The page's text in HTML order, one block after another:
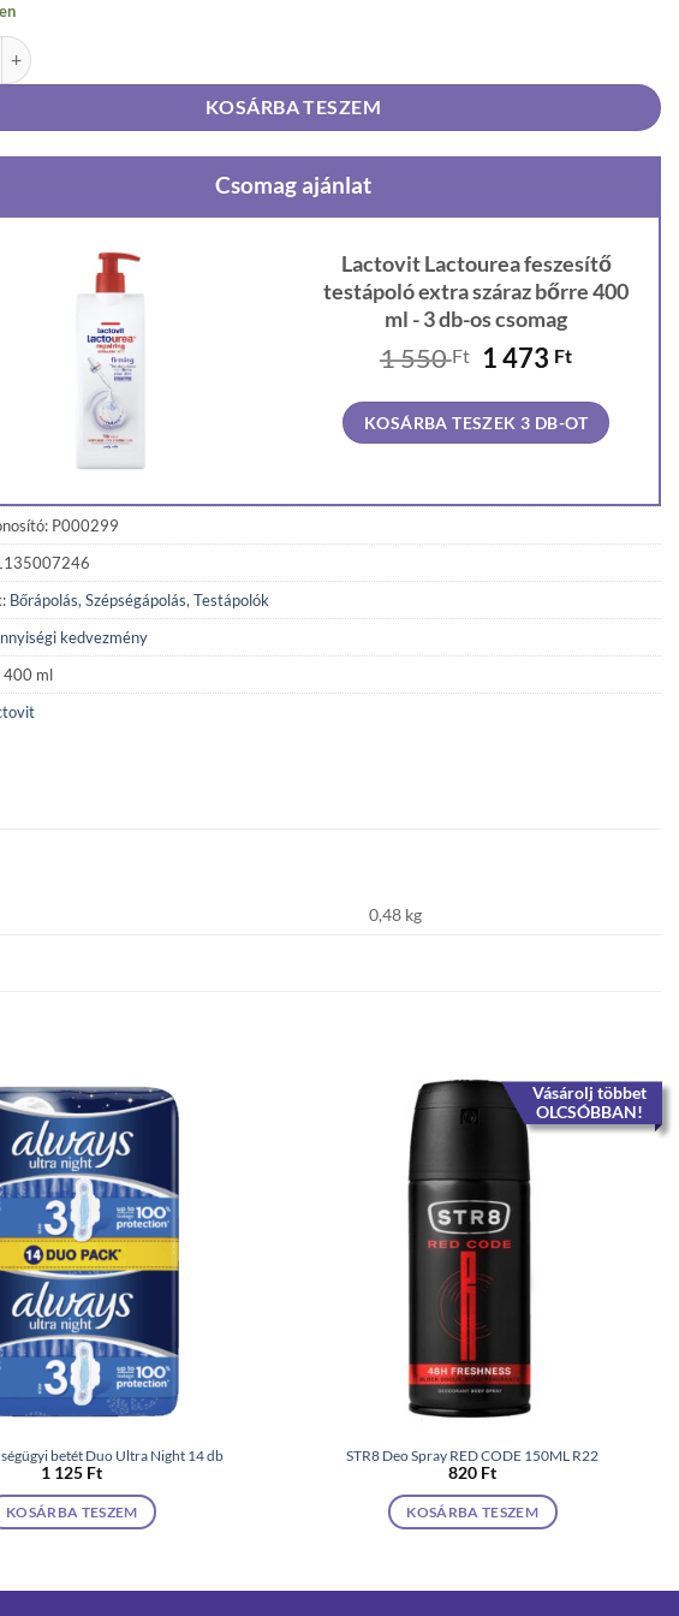
feszesítő testápoló extra száraz bőrre 400 ml mennyiség
KOSÁRBA TESZEM
Csomag ajánlat
Lactovit Lactourea feszesítő
testápoló extra száraz bőrre 400
ml - 3 db-os csomag
1 550Ft
Original
was:
1
1 473 FtCurrent
is:
1
KOSÁRBA TESZEK 3 DB-OT
P000299
Bőrápolás, Szépségápolás, Testápolók
kedvezmény
400 ml
0,48 kg
betét Duo Ultra Night 14 db
1 125 Ft
KOSÁRBA TESZEM
Vásárolj többet
OLCSÓBBAN!
STR8 Deo Spray RED CODE 150ML R22
820 Ft
KOSÁRBA TESZEM